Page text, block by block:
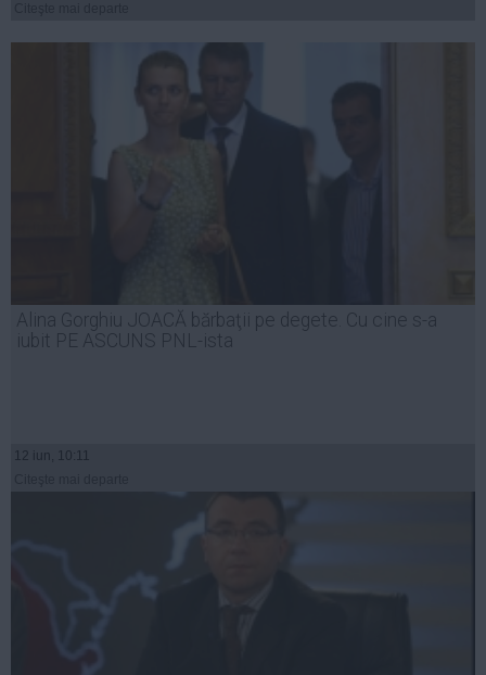
Alina Gorghiu JOACĂ bărbaţii pe degete. Cu cine s-a
iubit PE ASCUNS PNL-ista
12 iun, 10:11